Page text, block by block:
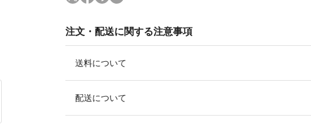
注文・配送に関する注意事項
送料について
配送について